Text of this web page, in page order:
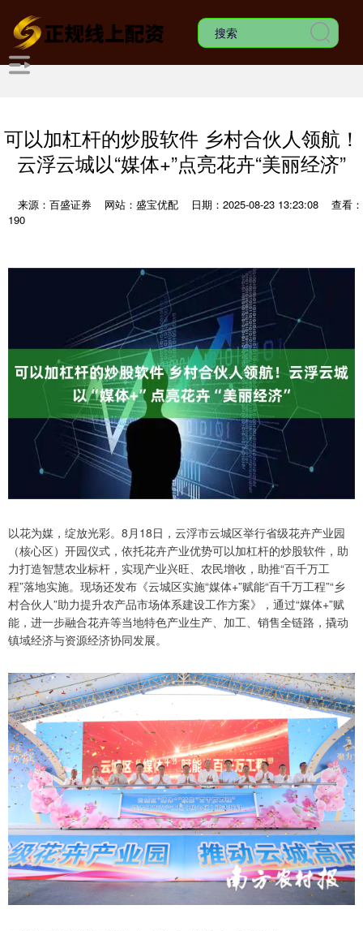
可以加杠杆的炒股软件 乡村合伙人领航！
云浮云城以“媒体+”点亮花卉“美丽经济”
来源：百盛证券 网站：盛宝优配 日期：2025-08-23 13:23:08
查看：
190
以花为媒，绽放光彩。8月18日，云浮市云城区举行省级花卉产业园
（核心区）开园仪式，依托花卉产业优势可以加杠杆的炒股软件，助
力打造智慧农业标杆，实现产业兴旺、农民增收，助推“百千万工
程”落地实施。现场还发布《云城区实施“媒体+”赋能“百千万工程”“乡
村合伙人”助力提升农产品市场体系建设工作方案》，通过“媒体+”赋
能，进一步融合花卉等当地特色产业生产、加工、销售全链路，撬动
镇域经济与资源经济协同发展。